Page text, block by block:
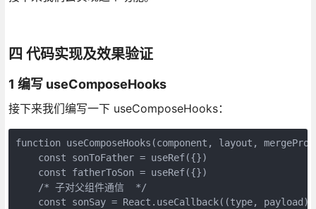
四 代码实现及效果验证
1 编写 useComposeHooks
接下来我们编写一下 useComposeHooks：
function useComposeHooks(component, layout,
    const sonToFather = useRef({})
    const fatherToSon = useRef({})
    /* 子对父组件通信  */
const sonSay = React.useCallback((type, payload)